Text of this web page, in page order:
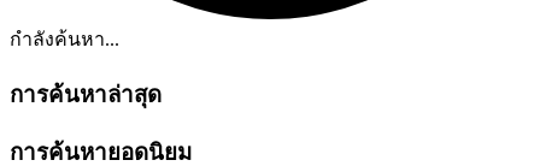
กำลังค้นหา...
การค้นหาล่าสุด
การค้นหายอดนิยม